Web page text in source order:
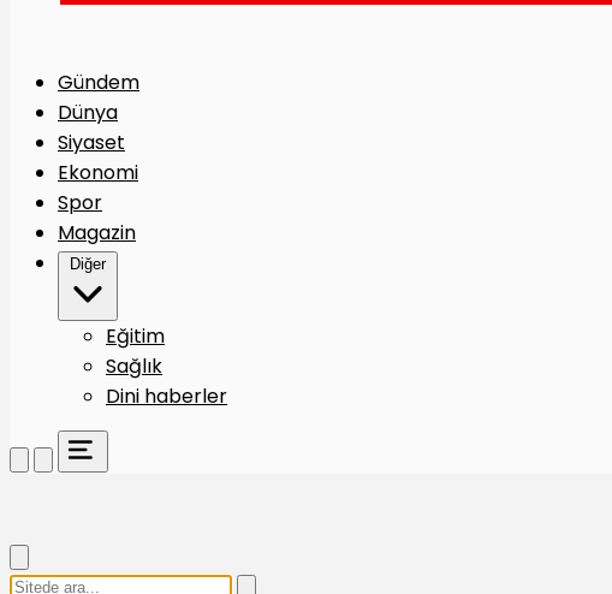
Gündem
Dünya
Siyaset
Ekonomi
Spor
Magazin
Diğer
Eğitim
Sağlık
Dini haberler